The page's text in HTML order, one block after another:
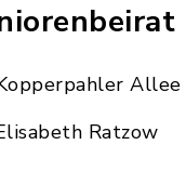
Allee
Ratzow